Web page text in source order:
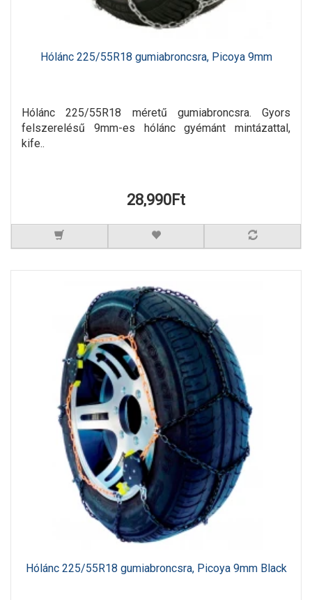
Hólánc 225/55R18 gumiabroncsra, Picoya 9mm
Hólánc 225/55R18 méretű gumiabroncsra. Gyors
felszerelésű 9mm-es hólánc gyémánt mintázattal,
kife..
28,990Ft
Hólánc 225/55R18 gumiabroncsra, Picoya 9mm Black